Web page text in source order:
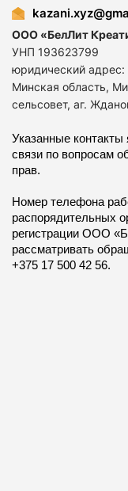
ООО «БелЛит
УНП 193623799
юридический адрес:
Минская область,
сельсовет, аг.
Указанные
связи по вопросам
прав.
Номер телефона
распорядительных
регистрации ООО
рассматривать
+375 17 500 42 56.